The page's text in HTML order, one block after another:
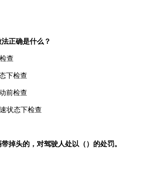
正确是什么？
查
下检查
前检查
状态下检查
掉头的，对驾驶人处以（）的处罚。